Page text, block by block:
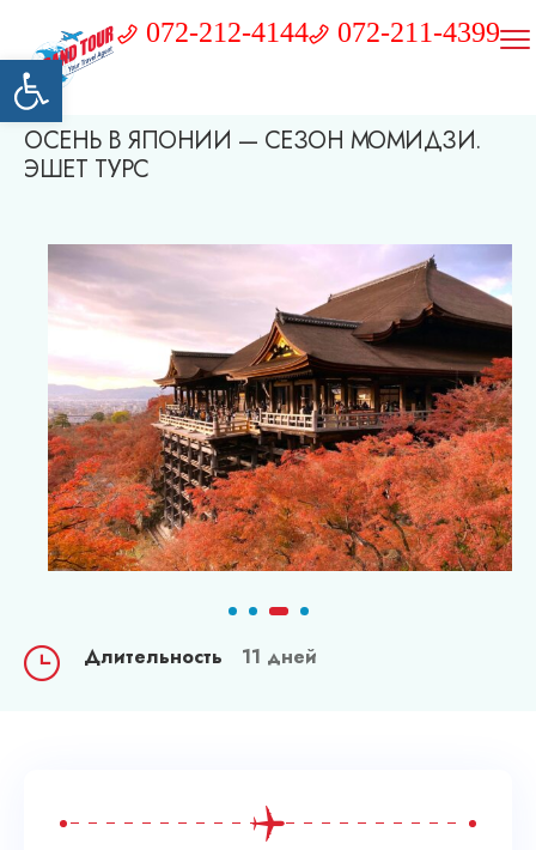
Открыть панель инструментов
072-212-4144 072-211-4399
ОСЕНЬ В ЯПОНИИ — СЕЗОН МОМИДЗИ.
ЭШЕТ ТУРС
Длительность 11 дней